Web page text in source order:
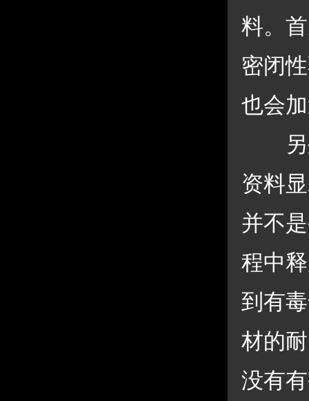
料。
密闭
也会
另外
资料
并不
程中
到有
材的
没有